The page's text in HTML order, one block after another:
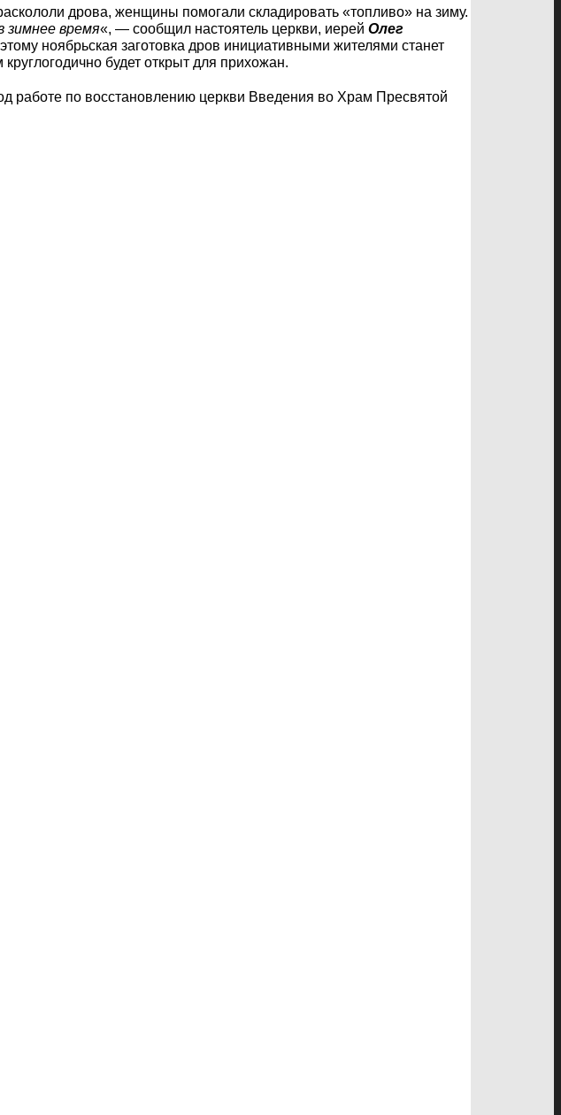
дрова, женщины помогали складировать «топливо» на зиму.
зимнее время«, — сообщил настоятель церкви, иерей Олег
ноябрьская заготовка дров инициативными жителями станет
будет открыт для прихожан.
работе по восстановлению церкви Введения во Храм Пресвятой